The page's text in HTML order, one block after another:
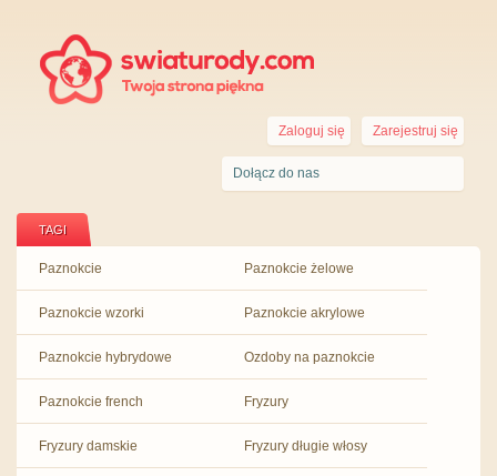
Zarejestruj się
Zaloguj się
Dołącz do nas
TAGI
Paznokcie Paznokcie żelowe
Paznokcie wzorki Paznokcie akrylowe
Paznokcie hybrydowe Ozdoby na paznokcie
Paznokcie french Fryzury
Fryzury damskie Fryzury długie włosy